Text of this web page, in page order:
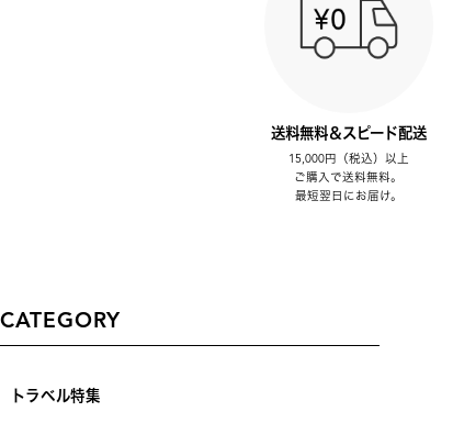
送料無料＆スピード配送
15,000円（税込）以上
ご購入で送料無料。
最短翌日にお届け。
CATEGORY
トラベル特集